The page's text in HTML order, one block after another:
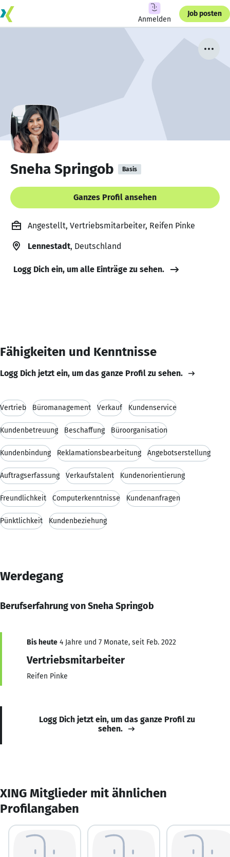
Anmelden
Job posten
Sneha Springob Basis
Ganzes Profil ansehen
Angestellt, Vertriebsmitarbeiter, Reifen Pinke
Lennestadt, Deutschland
Logg Dich ein, um alle Einträge zu sehen.
Fähigkeiten und Kenntnisse
Logg Dich jetzt ein, um das ganze Profil zu sehen.
Vertrieb Büromanagement Verkauf Kundenservice
Kundenbetreuung Beschaffung Büroorganisation
Kundenbindung Reklamationsbearbeitung Angebotserstellung
Auftragserfassung Verkaufstalent Kundenorientierung
Freundlichkeit Computerkenntnisse Kundenanfragen
Pünktlichkeit Kundenbeziehung
Werdegang
Berufserfahrung von Sneha Springob
Bis heute 4 Jahre und 7 Monate, seit Feb. 2022
Vertriebsmitarbeiter
Reifen Pinke
Logg Dich jetzt ein, um das ganze Profil zu
sehen.
XING Mitglieder mit ähnlichen
Profilangaben